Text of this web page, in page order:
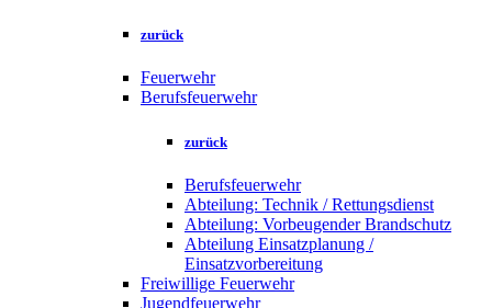
zurück
Feuerwehr
Berufsfeuerwehr
zurück
Berufsfeuerwehr
Abteilung: Technik / Rettungsdienst
Abteilung: Vorbeugender Brandschutz
Abteilung Einsatzplanung /
Einsatzvorbereitung
Freiwillige Feuerwehr
Jugendfeuerwehr